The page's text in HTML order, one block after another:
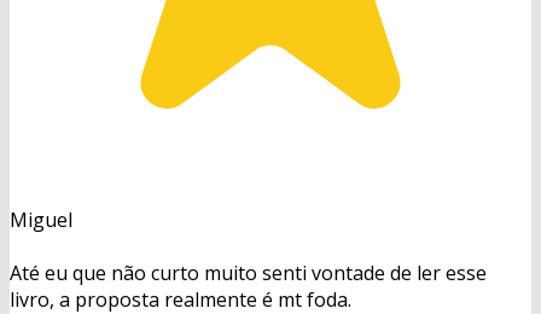
Miguel
Até eu que não curto muito senti vontade de ler esse
livro, a proposta realmente é mt foda.